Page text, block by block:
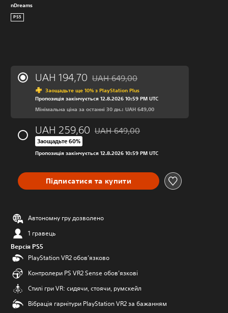
nDreams
PS5
UAH 194,70 Знижка від початкової ціни UAH
UAH 649,00
Заощадьте ще 10% з PlayStation Plus
Пропозиція закінчується 12.8.2026 10:59 PM UTC
Мінімальна ціна за останні 30 дн.: UAH 649,00
UAH 259,60 Знижка від початкової ціни UAH
UAH 649,00
Заощадьте 60%
Пропозиція закінчується 12.8.2026 10:59 PM UTC
Підписатися та купити
Автономну гру дозволено
1 гравець
Версія PS5
PlayStation VR2 обов’язково
Контролери PS VR2 Sense обов’язкові
Стилі гри VR: сидячи, стоячи, румскейл
Вібрація гарнітури PlayStation VR2 за бажанням